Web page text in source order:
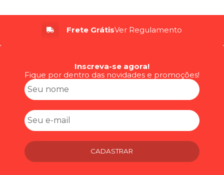
Frete GrátisVer Regulamento
Inscreva-se agora!
Fique por dentro das novidades e promoções!
CADASTRAR